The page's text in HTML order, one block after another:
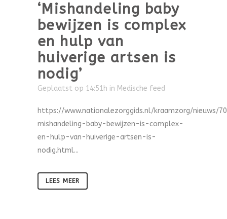
‘Mishandeling baby
bewijzen is complex
en hulp van
huiverige artsen is
nodig’
Geplaatst op 14:51h in Medische feed
https://www.nationalezorggids.nl/kraamzorg/nieuws/
mishandeling-baby-bewijzen-is-complex-
en-hulp-van-huiverige-artsen-is-
nodig.html...
LEES MEER